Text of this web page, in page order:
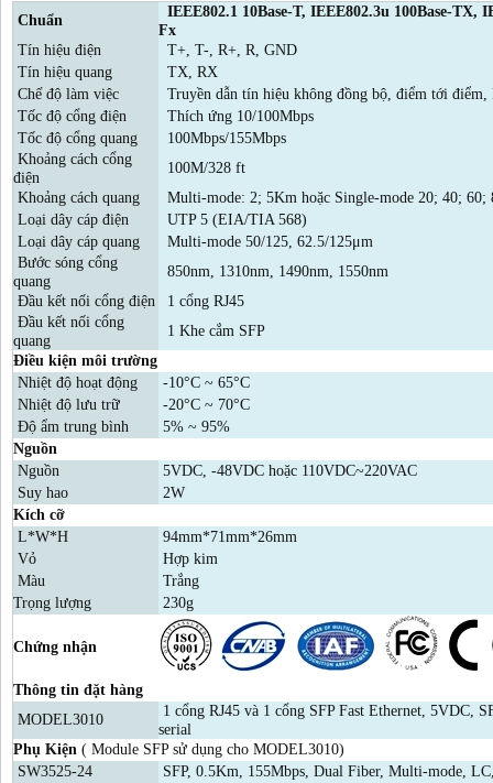
Chuẩn
IEEE802.1 10Base-T, IEEE802.3u 100Base-TX,
Fx
Tín hiệu điện
T+, T-, R+, R, GND
Tín hiệu quang
TX, RX
Chế độ làm việc
Truyền dẫn tín hiệu không đồng bộ, điểm tới
Tốc độ cổng điện
Thích ứng 10/100Mbps
Tốc độ cổng quang
100Mbps/155Mbps
Khoảng cách cổng
điện
100M/328 ft
Khoảng cách quang
Multi-mode: 2; 5Km hoặc Single-mode 20; 40;
Loại dây cáp điện
UTP 5 (EIA/TIA 568)
Loại dây cáp quang
Multi-mode 50/125, 62.5/125μm
Bước sóng cổng
quang
850nm, 1310nm, 1490nm, 1550nm
Đầu kết nối cổng điện
1 cổng RJ45
Đầu kết nối cổng
quang
1 Khe cắm SFP
Điều kiện môi trường
Nhiệt độ hoạt động
-10°C ~ 65°C
Nhiệt độ lưu trữ
-20°C ~ 70°C
Độ ẩm trung bình
5% ~ 95%
Nguồn
Nguồn
5VDC, -48VDC hoặc 110VDC~220VAC
Suy hao
2W
Kích cỡ
L*W*H
94mm*71mm*26mm
Vỏ
Hợp kim
Màu
Trắng
Trọng lượng
230g
Chứng nhận
Thông tin đặt hàng
MODEL3010
1 cổng RJ45 và 1 cổng SFP Fast Ethernet, 5VDC,
serial
Phụ Kiện ( Module SFP sử dụng cho MODEL3010)
SW3525-24
SFP, 0.5Km, 155Mbps, Dual Fiber, Multi-mode,